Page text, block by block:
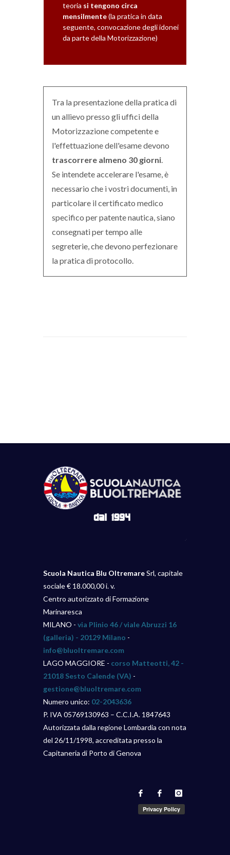
teoria si tengono circa
mensilmente(la pratica in data
seguente, convocazione degli idonei
da parte della Motorizzazione)
Tra la presentazione della pratica di
un allievo presso gli uffici della
Motorizzazione competente e
l'effettuazione dell'esame devono
trascorrere almeno 30 giorni
Se intendete accelerare l'esame, è
necessario che i vostri documenti, in
particolare il certificato medico
specifico per patente nautica, siano
consegnati per tempo alle
segreterie, che devono perfezionare
la pratica di protocollo.
Scuola Nautica Blu OltremareSrl, capitale
sociale € 18.000,00 i. v.
Centro autorizzato di Formazione
Marinaresca
MILANO - via Plinio 46 / viale Abruzzi 16
(galleria) - 20129 Milano -
info@bluoltremare.com
LAGO MAGGIORE - corso Matteotti, 42 -
21018 Sesto Calende (VA) -
gestione@bluoltremare.com
Numero unico: 02-2043636
P. IVA 05769130963 – C.C.I.A. 1847643
Autorizzata dalla regione Lombardia con nota
del 26/11/1998, accreditata presso la
Capitaneria di Porto di Genova